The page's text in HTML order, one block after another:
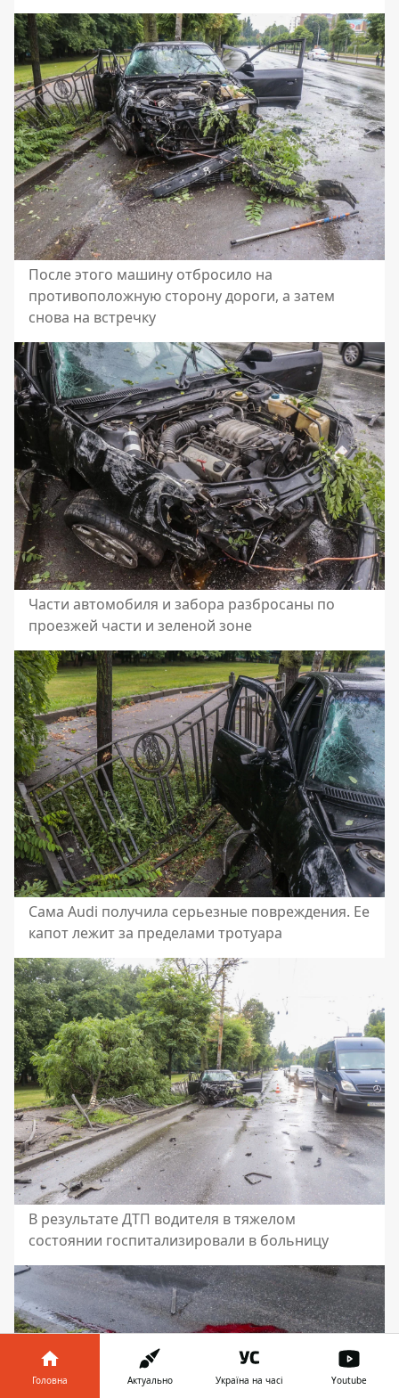
После этого машину отбросило на
противоположную сторону дороги, а затем
снова на встречку
Части автомобиля и забора разбросаны по
проезжей части и зеленой зоне
Сама Audi получила серьезные повреждения. Ее
капот лежит за пределами тротуара
В результате ДТП водителя в тяжелом
состоянии госпитализировали в больницу
Головна Актуально Україна на часі Youtube